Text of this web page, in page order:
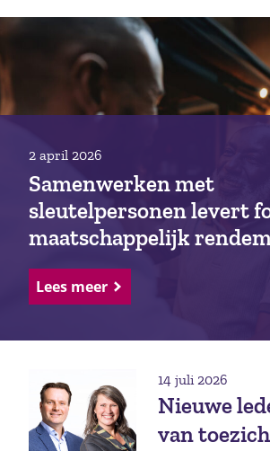
2 april 2026
Samenwerken met
sleutelpersonen levert
maatschappelijk
Lees meer
14 juli 2026
Nieuwe
van